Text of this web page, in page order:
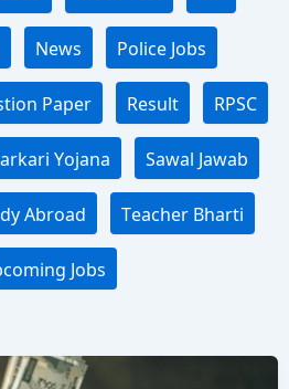
News Police Jobs
Paper Result RPSC
Yojana Sawal Jawab
Abroad Teacher Bharti
Jobs